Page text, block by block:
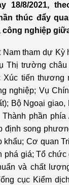
18/8/2021,
thúc đẩy
công nghiệp
tham dự Kỳ
Thị trường
Xúc tiến thương
nghiệp; Vụ
Bộ Ngoại giao,
Thành phần
định song
khẩu; Cơ quan
phá giá; Tổ
và chất
cục Kiểm